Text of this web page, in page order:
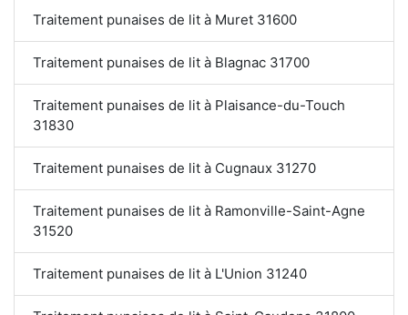
Traitement punaises de lit à Muret 31600
Traitement punaises de lit à Blagnac 31700
Traitement punaises de lit à Plaisance-du-Touch
31830
Traitement punaises de lit à Cugnaux 31270
Traitement punaises de lit à Ramonville-Saint-Agne
31520
Traitement punaises de lit à L'Union 31240